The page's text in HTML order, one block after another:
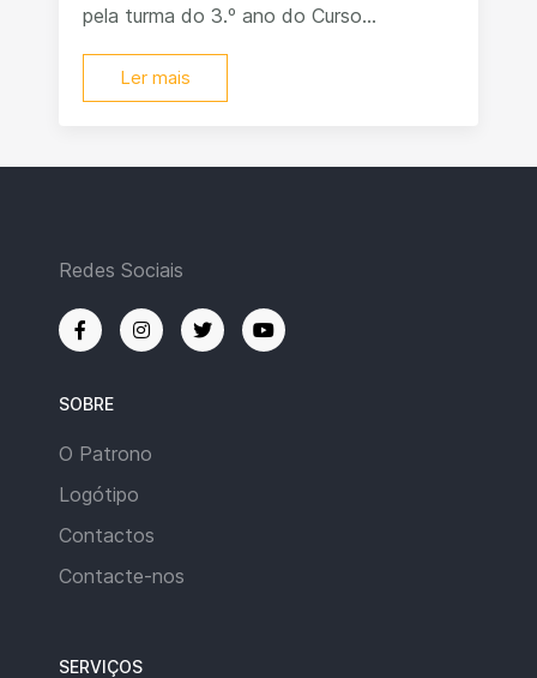
pela turma do 3.º ano do Curso...
Ler mais
Redes Sociais
SOBRE
O Patrono
Logótipo
Contactos
Contacte-nos
SERVIÇOS